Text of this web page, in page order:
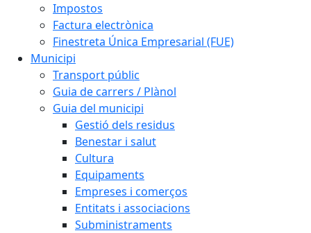
Impostos
Factura electrònica
Finestreta Única Empresarial (FUE)
Municipi
Transport públic
Guia de carrers / Plànol
Guia del municipi
Gestió dels residus
Benestar i salut
Cultura
Equipaments
Empreses i comerços
Entitats i associacions
Subministraments